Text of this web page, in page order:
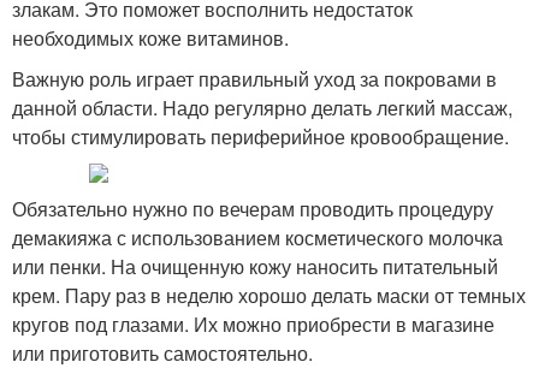
злакам. Это поможет восполнить недостаток
необходимых коже витаминов.
Важную роль играет правильный уход за покровами в
данной области. Надо регулярно делать легкий массаж,
чтобы стимулировать периферийное кровообращение.
Обязательно нужно по вечерам проводить процедуру
демакияжа с использованием косметического молочка
или пенки. На очищенную кожу наносить питательный
крем. Пару раз в неделю хорошо делать маски от темных
кругов под глазами. Их можно приобрести в магазине
или приготовить самостоятельно.